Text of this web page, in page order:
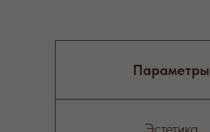
Параметры